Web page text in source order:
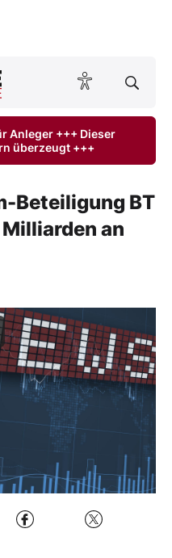
Anleger +++ Dieser
überzeugt +++
Beteiligung BT
an